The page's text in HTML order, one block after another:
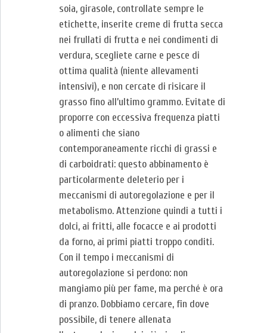
soia, girasole, controllate sempre le
etichette, inserite creme di frutta secca
nei frullati di frutta e nei condimenti di
verdura, scegliete carne e pesce di
ottima qualità (niente allevamenti
intensivi), e non cercate di risicare il
grasso fino all’ultimo grammo. Evitate di
proporre con eccessiva frequenza piatti
o alimenti che siano
contemporaneamente ricchi di grassi e
di carboidrati: questo abbinamento è
particolarmente deleterio per i
meccanismi di autoregolazione e per il
metabolismo. Attenzione quindi a tutti i
dolci, ai fritti, alle focacce e ai prodotti
da forno, ai primi piatti troppo conditi.
Con il tempo i meccanismi di
autoregolazione si perdono: non
mangiamo più per fame, ma perché è ora
di pranzo. Dobbiamo cercare, fin dove
possibile, di tenere allenata